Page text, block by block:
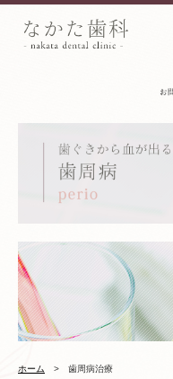
初診の方へ
なかた歯科のこだわり
審美歯科・ホワイトニ
義歯（入れ歯）
ホーム > 歯周病治療